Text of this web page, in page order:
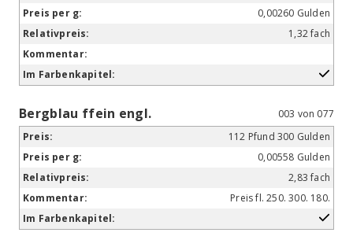
0,00260 Gulden
1,32 fach
Bergblau ffein engl.
003 von 077
112 Pfund 300 Gulden
0,00558 Gulden
2,83 fach
Preis fl. 250. 300. 180.